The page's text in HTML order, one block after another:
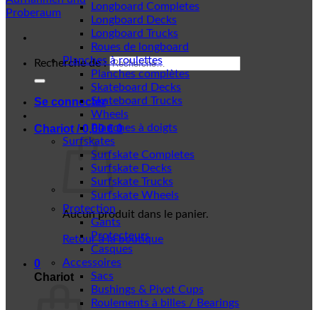
Recherche de :
Se connecter
Chariot /0,00€ 0
Aucun produit dans le panier.
Retour à la boutique
0
Chariot
Longboard Completes
Longboard Decks
Longboard Trucks
Roues de longboard
Planches à roulettes
Planches complètes
Skateboard Decks
Skateboard Trucks
Wheels
Planches à doigts
Surfskates
Surfskate Completes
Surfskate Decks
Surfskate Trucks
Surfskate Wheels
Protection
Gants
Protecteurs
Casques
Accessoires
Sacs
Bushings & Pivot Cups
Roulements à billes / Bearings